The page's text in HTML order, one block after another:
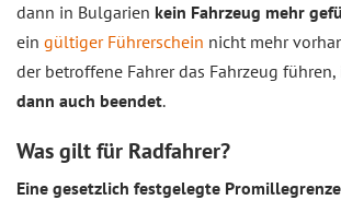
dann in Bulgarien kein Fahrzeug mehr
ein gültiger Führerschein nicht mehr
der betroffene Fahrer das Fahrzeug führen,
dann auch beendet.
Was gilt für Radfahrer?
Eine gesetzlich festgelegte Promillegrenze